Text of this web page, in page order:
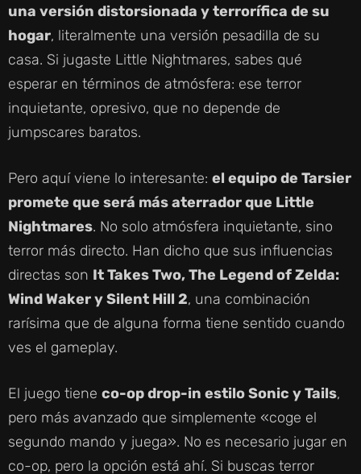
una versión distorsionada y terrorífica de su
hogar, literalmente una versión pesadilla de su
casa. Si jugaste Little Nightmares, sabes qué
esperar en términos de atmósfera: ese terror
inquietante, opresivo, que no depende de
jumpscares baratos.
Pero aquí viene lo interesante: el equipo de Tarsier
promete que será más aterrador que Little
Nightmares. No solo atmósfera inquietante, sino
terror más directo. Han dicho que sus influencias
directas son It Takes Two, The Legend of Zelda:
Wind Waker y Silent Hill 2, una combinación
rarísima que de alguna forma tiene sentido cuando
ves el gameplay.
El juego tiene co-op drop-in estilo Sonic y Tails,
pero más avanzado que simplemente «coge el
segundo mando y juega». No es necesario jugar en
co-op, pero la opción está ahí. Si buscas terror